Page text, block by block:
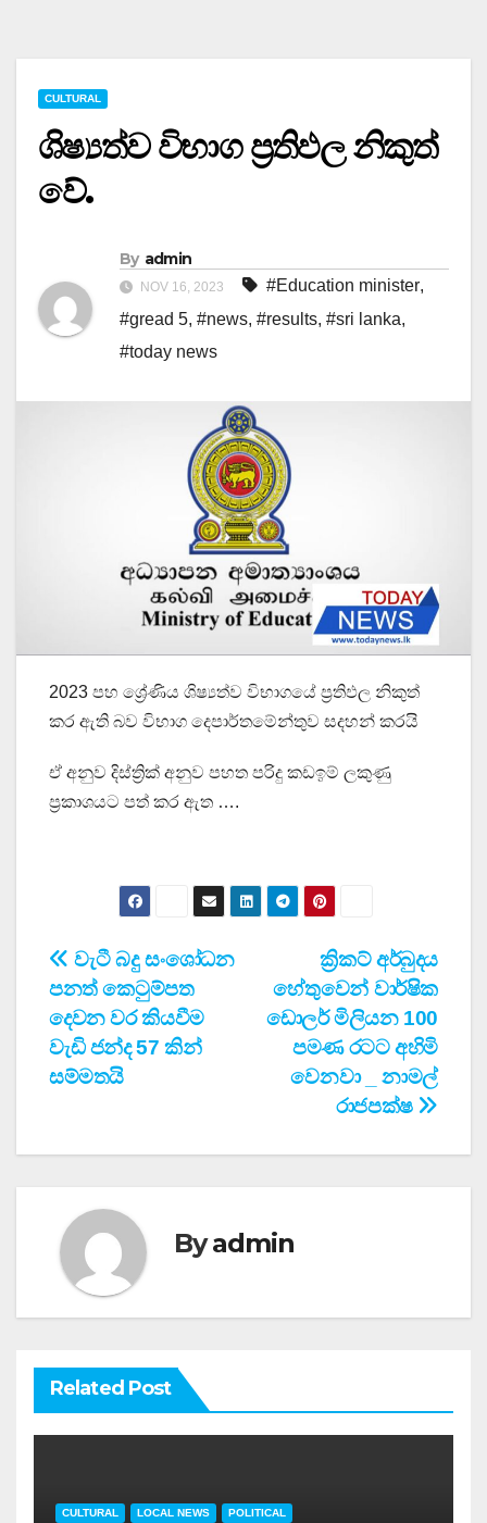
CULTURAL
ශිෂ්‍යත්ව විභාග ප්‍රතිඵල නිකුත්
වේ.
By admin
NOV 16, 2023 #Education minister,
#gread 5, #news, #results, #sri lanka,
#today news
2023 පහ ශ්‍රේණිය ශිෂ්‍යත්ව විභාගයේ ප්‍රතිඵල නිකුත්
කර ඇති බව විභාග දෙපාර්තමේන්තුව සදහන් කරයි
ඒ අනුව දිස්ත්‍රික් අනුව පහත පරිදු කඩඉම් ලකුණු
ප්‍රකාශයට පත් කර ඇත ….
Post
navigation
ක්‍රිකට් අර්බුදය
හේතුවෙන් වාර්ෂික
ඩොලර් මිලියන 100
පමණ රටට අහිමි
වෙනවා _ නාමල්
රාජපක්ෂ
වැටී බදු සංශෝධන
පනත් කෙටුම්පත
දෙවන වර කියවීම
වැඩි ජන්ද 57 කින්
සම්මතයි
Byadmin
Related Post
CULTURAL LOCAL NEWS POLITICAL